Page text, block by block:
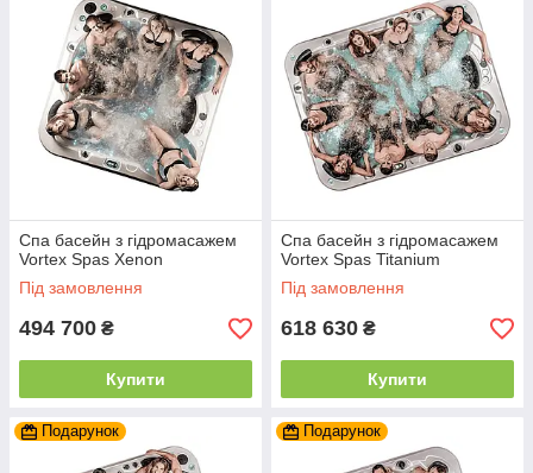
Спа басейн з гідромасажем
Vortex Spas Xenon
Під замовлення
494 700 ₴
Купити
Спа басейн з гідромасажем
Vortex Spas Titanium
Під замовлення
618 630 ₴
Купити
Подарунок Подарунок